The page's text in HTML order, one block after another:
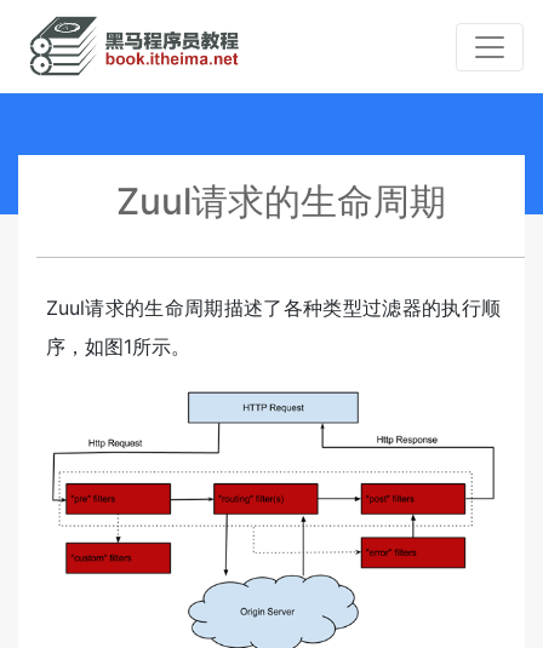
Zuul请求的生命周期
Zuul请求的生命周期描述了各种类型过滤器的执行顺
序，如图1所示。